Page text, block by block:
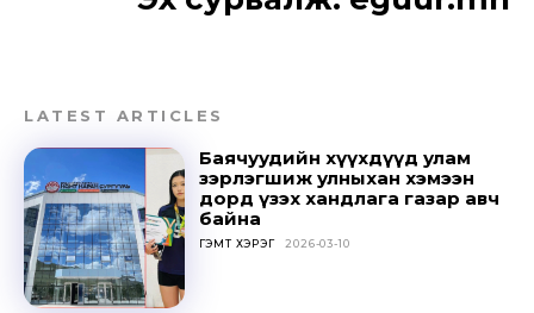
LATEST ARTICLES
Баячуудийн хүүхдүүд улам
зэрлэгшиж улныхан хэмээн
дорд үзэх хандлага газар авч
байна
ГЭМТ ХЭРЭГ 2026-03-10